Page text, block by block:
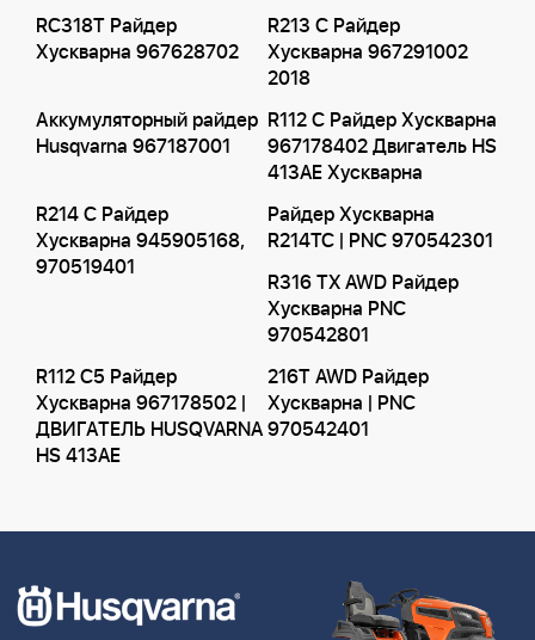
RC318T Райдер
Хускварна 967628702
R213 C Райдер
Хускварна 967291002
2018
Аккумуляторный райдер
Husqvarna 967187001
R112 C Райдер Хускварна
967178402 Двигатель HS
413AE Хускварна
R214 C Райдер
Хускварна 945905168,
970519401
Райдер Хускварна
R214TC | PNC 970542301
R316 TX AWD Райдер
Хускварна PNC
970542801
R112 C5 Райдер
Хускварна 967178502 |
ДВИГАТЕЛЬ HUSQVARNA
HS 413AE
216T AWD Райдер
Хускварна | PNC
970542401